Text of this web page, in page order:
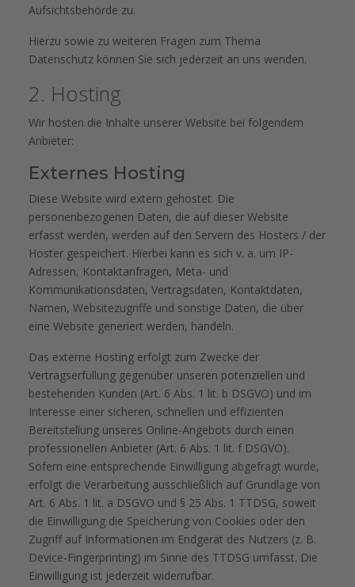
Aufsichtsbehörde zu.
Hierzu sowie zu weiteren Fragen zum Thema
Datenschutz können Sie sich jederzeit an uns wenden.
2. Hosting
Wir hosten die Inhalte unserer Website bei folgendem
Anbieter:
Externes Hosting
Diese Website wird extern gehostet. Die
personenbezogenen Daten, die auf dieser Website
erfasst werden, werden auf den Servern des Hosters / der
Hoster gespeichert. Hierbei kann es sich v. a. um IP-
Adressen, Kontaktanfragen, Meta- und
Kommunikationsdaten, Vertragsdaten, Kontaktdaten,
Namen, Websitezugriffe und sonstige Daten, die über
eine Website generiert werden, handeln.
Das externe Hosting erfolgt zum Zwecke der
Vertragserfüllung gegenüber unseren potenziellen und
bestehenden Kunden (Art. 6 Abs. 1 lit. b DSGVO) und im
Interesse einer sicheren, schnellen und effizienten
Bereitstellung unseres Online-Angebots durch einen
professionellen Anbieter (Art. 6 Abs. 1 lit. f DSGVO).
Sofern eine entsprechende Einwilligung abgefragt wurde,
erfolgt die Verarbeitung ausschließlich auf Grundlage von
Art. 6 Abs. 1 lit. a DSGVO und § 25 Abs. 1 TTDSG, soweit
die Einwilligung die Speicherung von Cookies oder den
Zugriff auf Informationen im Endgerät des Nutzers (z. B.
Device-Fingerprinting) im Sinne des TTDSG umfasst. Die
Einwilligung ist jederzeit widerrufbar.